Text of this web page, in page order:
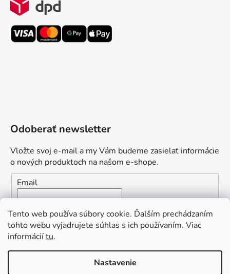
Tento web používa súbory cookie. Ďalším prechádzaním
tohto webu vyjadrujete súhlas s ich používaním. Viac
informáciítu.
Nastavenie
Odoberať newsletter
Vložte svoj e-mail a my Vám budeme zasielať informácie
o nových produktoch na našom e-shope.
Email
Vložením e-mailu súhlasíte s
podmienkami ochrany
osobných údajov
môžem pomôcť?“